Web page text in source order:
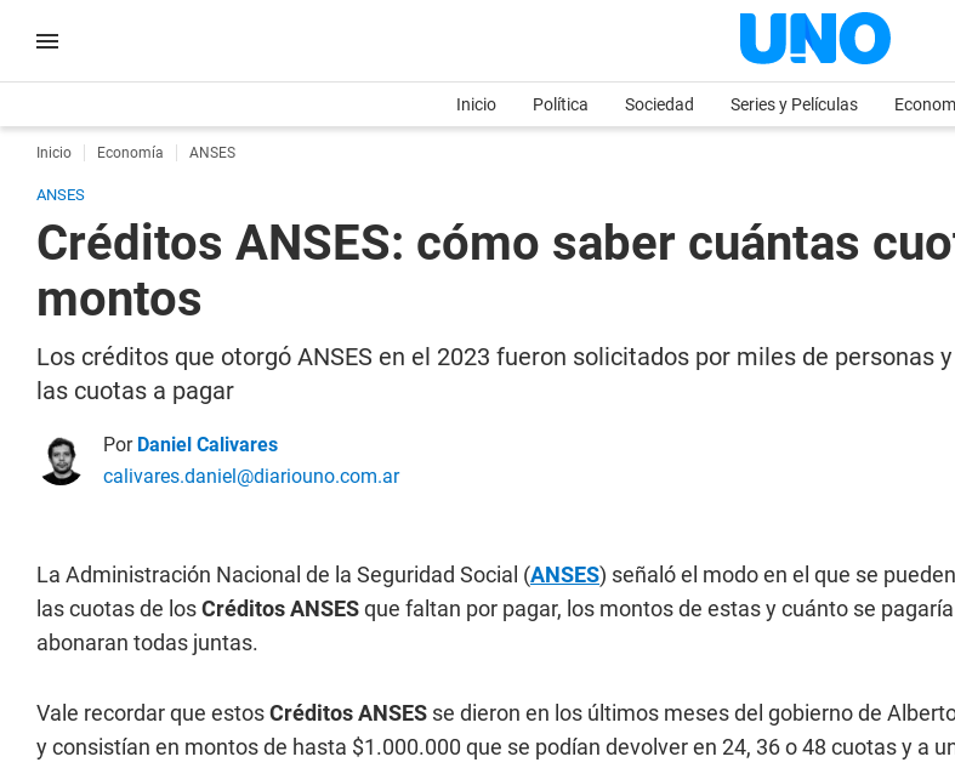
Inicio Política Sociedad Series y Películas
Inicio Economía ANSES
ANSES
Créditos ANSES: cómo saber cuántas
montos
Los créditos que otorgó ANSES en el 2023 fueron solicitados por miles de
las cuotas a pagar
Por Daniel Calivares
calivares.daniel@diariouno.com.ar
La Administración Nacional de la Seguridad Social (ANSES) señaló el modo en el que se
las cuotas de losCréditos ANSESque faltan por pagar, los montos de estas y cuánto se
abonaran todas juntas.
Vale recordar que estosCréditos ANSES se dieron en los últimos meses del gobierno de
y consistían en montos de hasta $1.000.000 que se podían devolver en 24, 36 o 48 cuotas y a